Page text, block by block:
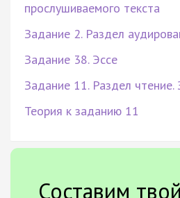
прослушиваемого текста
Задание 2. Раздел
Задание 38. Эссе
Задание 11. Раздел чтение.
Теория к заданию 11
Составим твой